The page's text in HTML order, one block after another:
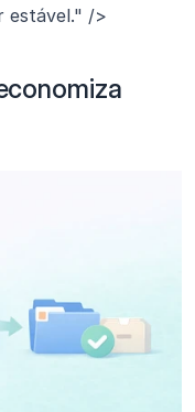
estável." />